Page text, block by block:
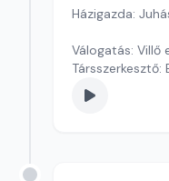
Házigazda:
Válogatás: Villő
Társszerkesztő: